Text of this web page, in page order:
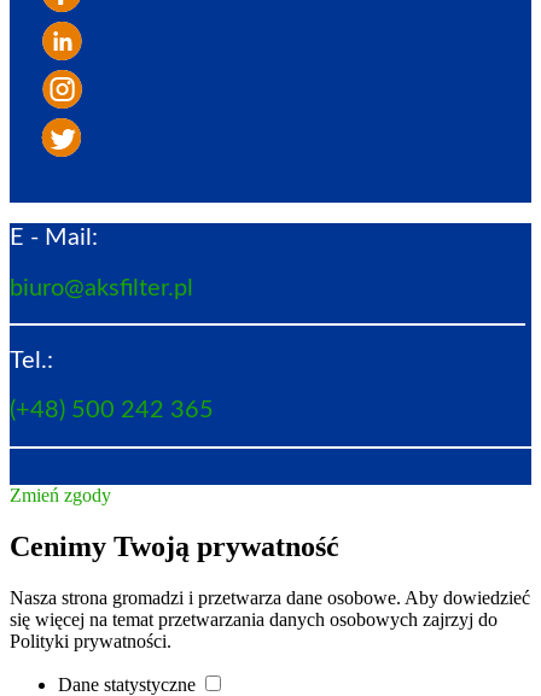
E - Mail:
biuro@aksfilter.pl
Tel.:
(+48) 500 242 365
Zmień zgody
Cenimy Twoją prywatność
Nasza strona gromadzi i przetwarza dane osobowe. Aby dowiedzieć
się więcej na temat przetwarzania danych osobowych zajrzyj do
Polityki prywatności.
Dane statystyczne